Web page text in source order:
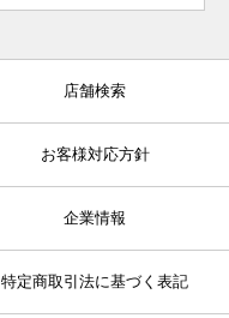
店舗検索
お客様対応方針
企業情報
特定商取引法に基づく表記